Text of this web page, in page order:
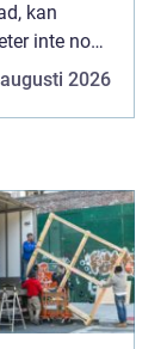
kan
inte nog
2026